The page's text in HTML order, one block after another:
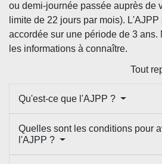
ou demi-journée passée auprès de
limite de 22 jours par mois).
accordée sur une période de 3 ans.
les informations à connaître.
Tout
Qu'est-ce que l'AJPP ?
Quelles sont les conditions pour
l'AJPP ?